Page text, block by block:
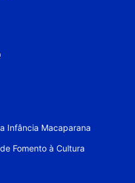
Infância Macaparana
Fomento à Cultura